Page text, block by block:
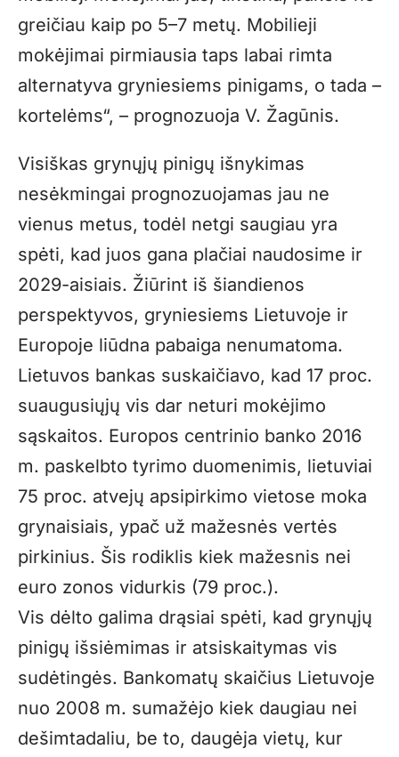
greičiau kaip po 5–7 metų. Mobilieji
mokėjimai pirmiausia taps labai rimta
alternatyva gryniesiems pinigams, o tada –
kortelėms“, – prognozuoja V. Žagūnis.
Visiškas grynųjų pinigų išnykimas
nesėkmingai prognozuojamas jau ne
vienus metus, todėl netgi saugiau yra
spėti, kad juos gana plačiai naudosime ir
2029-aisiais. Žiūrint iš šiandienos
perspektyvos, gryniesiems Lietuvoje ir
Europoje liūdna pabaiga nenumatoma.
Lietuvos bankas suskaičiavo, kad 17 proc.
suaugusiųjų vis dar neturi mokėjimo
sąskaitos. Europos centrinio banko 2016
m. paskelbto tyrimo duomenimis, lietuviai
75 proc. atvejų apsipirkimo vietose moka
grynaisiais, ypač už mažesnės vertės
pirkinius. Šis rodiklis kiek mažesnis nei
euro zonos vidurkis (79 proc.).
Vis dėlto galima drąsiai spėti, kad grynųjų
pinigų išsiėmimas ir atsiskaitymas vis
sudėtingės. Bankomatų skaičius Lietuvoje
nuo 2008 m. sumažėjo kiek daugiau nei
dešimtadaliu, be to, daugėja vietų, kur